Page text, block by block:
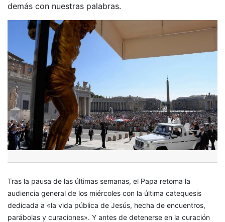
demás con nuestras palabras.
Tras la pausa de las últimas semanas, el Papa retoma la
audiencia general de los miércoles con la última catequesis
dedicada a «la vida pública de Jesús, hecha de encuentros,
parábolas y curaciones». Y antes de detenerse en la curación